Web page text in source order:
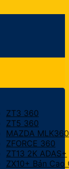
ZT3 360
ZT5 360
MAZDA MLK360
ZFORCE 360
ZT13 2K ADAS+
ZX10+ Bản Cao